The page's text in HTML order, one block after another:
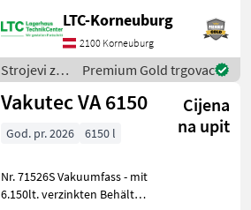
Serijski broj/Broj šasije:
6825; Dopuštena ukupna
težina (kg): 21000; Kapacitet
spremn
LTC-Korneuburg
2100 Korneuburg
Strojevi za
đubrenje,
gnojenje i
/ Vakutec
Premium Gold trgovac
Vakutec VA 6150
Cijena
na upit
God. pr. 2026 6150 l
Nr. 71526S Vakuumfass - mit
6.150lt. verzinkten Behälter